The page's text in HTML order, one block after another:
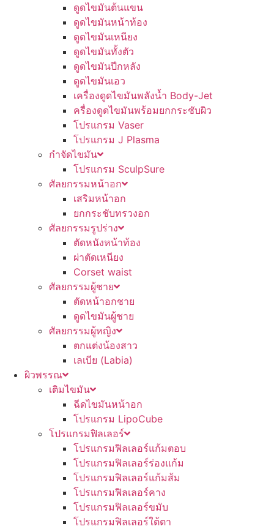
ดูดไขมันต้นแขน
ดูดไขมันหน้าท้อง
ดูดไขมันเหนียง
ดูดไขมันทั้งตัว
ดูดไขมันปีกหลัง
ดูดไขมันเอว
เครื่องดูดไขมันพลังน้ำ Body-Jet
ครื่องดูดไขมันพร้อมยกกระชับผิว
โปรแกรม Vaser
โปรแกรม J Plasma
กำจัดไขมัน
โปรแกรม SculpSure
ศัลยกรรมหน้าอก
เสริมหน้าอก
ยกกระชับทรวงอก
ศัลยกรรมรูปร่าง
ตัดหนังหน้าท้อง
ผ่าตัดเหนียง
Corset waist
ศัลยกรรมผู้ชาย
ตัดหน้าอกชาย
ดูดไขมันผู้ชาย
ศัลยกรรมผู้หญิง
ตกแต่งน้องสาว
เลเบีย (Labia)
ผิวพรรณ
เติมไขมัน
ฉีดไขมันหน้าอก
โปรแกรม LipoCube
โปรแกรมฟิลเลอร์
โปรแกรมฟิลเลอร์แก้มตอบ
โปรแกรมฟิลเลอร์ร่องแก้ม
โปรแกรมฟิลเลอร์แก้มส้ม
โปรแกรมฟิลเลอร์คาง
โปรแกรมฟิลเลอร์ขมับ
โปรแกรมฟิลเลอร์ใต้ตา